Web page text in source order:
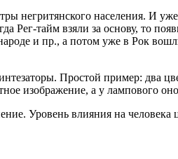
негритянского населения. И
Рег-тайм взяли за основу, то
и пр., а потом уже в Рок
Простой пример: два
изображение, а у лампового
Уровень влияния на